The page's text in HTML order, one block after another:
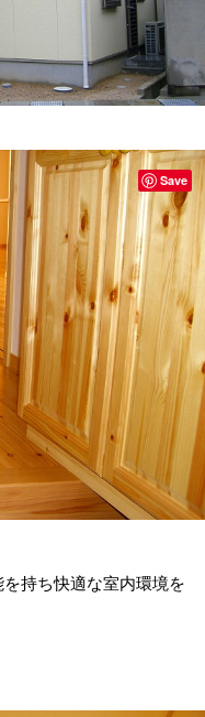
持ち快適な室内環境を
Save